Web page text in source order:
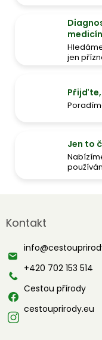
jen
Jen to
p
t
Kontakt
info@
+420 702 153 514
Cestou přírody
cestouprirody.eu